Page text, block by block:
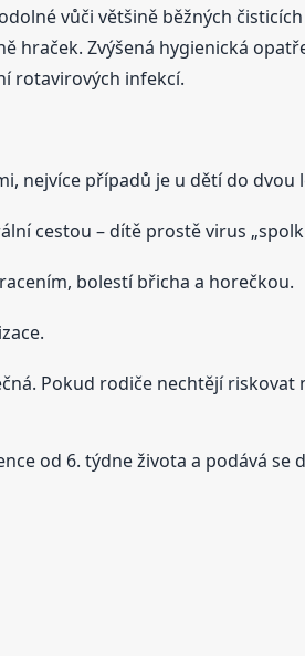
vůči většině běžných
hraček. Zvýšená hygienická
rotavirových infekcí.
nejvíce případů je u dětí do dvou
cestou – dítě prostě virus
bolestí břicha a horečkou.
Pokud rodiče nechtějí riskovat
od 6. týdne života a podává se